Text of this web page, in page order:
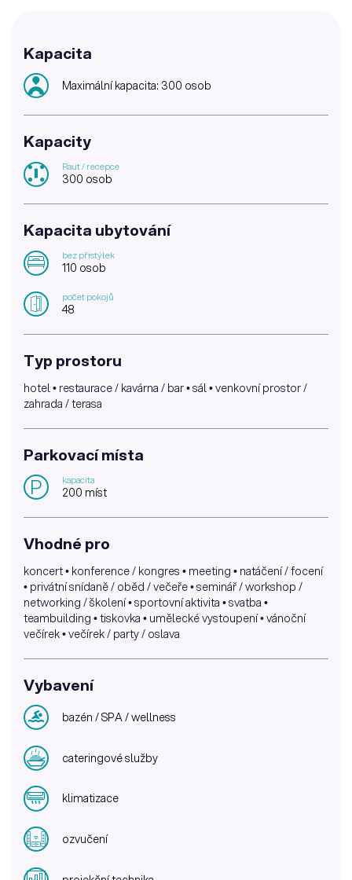
Kapacita
Maximální kapacita: 300 osob
Kapacity
Raut / recepce
300 osob
Kapacita ubytování
bez přistýlek
110 osob
počet pokojů
48
Typ prostoru
hotel • restaurace / kavárna / bar • sál • venkovní prostor /
zahrada / terasa
Parkovací místa
P kapacita
200 míst
Vhodné pro
koncert • konference / kongres • meeting • natáčení / focení
• privátní snídaně / oběd / večeře • seminář / workshop /
networking / školení • sportovní aktivita • svatba •
teambuilding • tiskovka • umělecké vystoupení • vánoční
večírek • večírek / party / oslava
Vybavení
bazén / SPA / wellness
cateringové služby
klimatizace
ozvučení